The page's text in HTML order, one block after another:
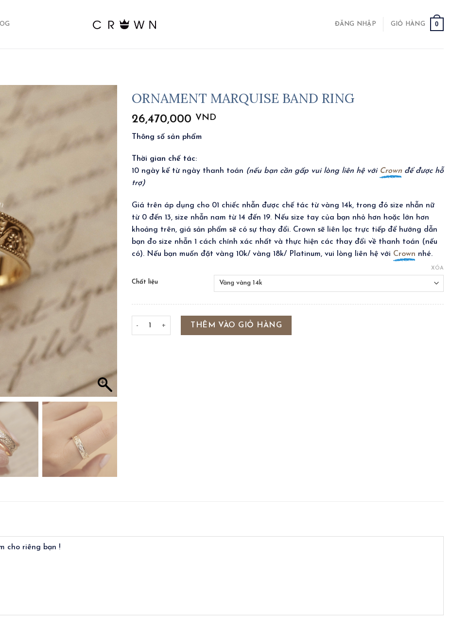
ĐĂNG NHẬP GIỎ HÀNG 0
ORNAMENT MARQUISE BAND RING
26,470,000 VND
Thông số sản phẩm
Thời gian chế tác:
10 ngày kể từ ngày thanh toán (nếu bạn cần gấp vui lòng liên hệ với Crownđể được hỗ
trợ)
Giá trên áp dụng cho 01 chiếc nhẫn được chế tác từ vàng 14k, trong đó size nhẫn nữ
từ 0 đến 13, size nhẫn nam từ 14 đến 19. Nếu size tay của bạn nhỏ hơn hoặc lớn hơn
khoảng trên, giá sản phẩm sẽ có sự thay đổi. Crown sẽ liên lạc trực tiếp để hướng dẫn
bạn đo size nhẫn 1 cách chính xác nhất và thực hiện các thay đổi về thanh toán (nếu
có). Nếu bạn muốn đặt vàng 10k/ vàng 18k/ Platinum, vui lòng liên hệ với Crown nhé.
Chất liệu
XÓA
ORNAMENT MARQUISE BAND RING số lượng
THÊM VÀO GIỎ HÀNG
cho riêng bạn !